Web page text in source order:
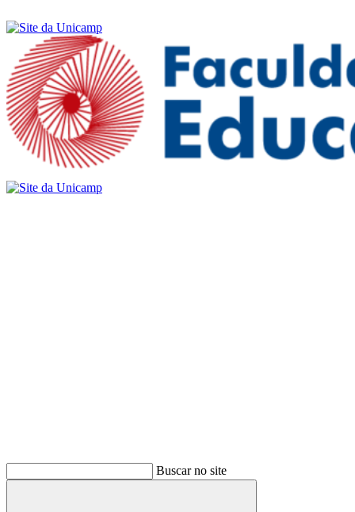
Buscar no site